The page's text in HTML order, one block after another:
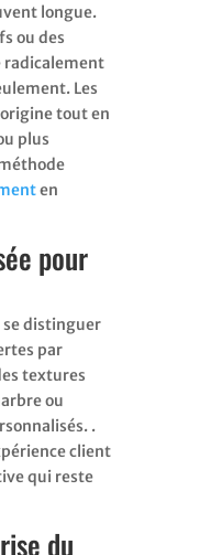
longue.
ou des
radicalement
Les
tout en
plus
en
pour
se distinguer
par
textures
ou
.
client
qui reste
du